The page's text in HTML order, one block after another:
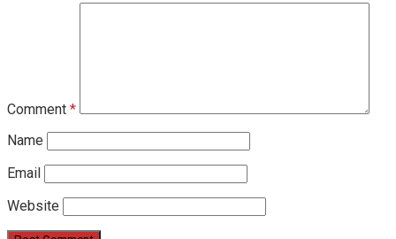
Comment *
Name
Email
Website